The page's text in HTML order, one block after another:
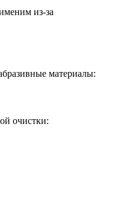
из-за
материалы:
очистки: